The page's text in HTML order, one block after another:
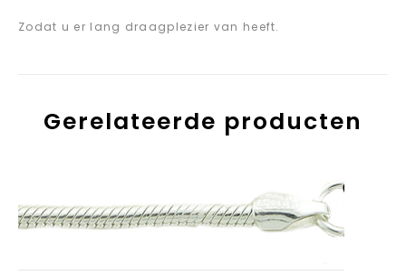
Zodat u er lang draagplezier van heeft.
Gerelateerde producten